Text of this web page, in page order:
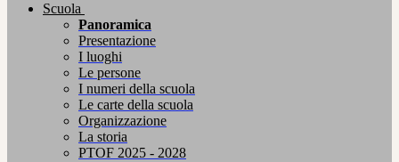
Scuola
Panoramica
Presentazione
I luoghi
Le persone
I numeri della scuola
Le carte della scuola
Organizzazione
La storia
PTOF 2025 - 2028